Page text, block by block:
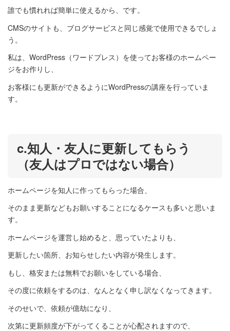
誰でも慣れれば簡単に使えるから、です。
CMSのサイトも、ブログサービスと同じ感覚で使用できるでしょ
う。
私は、WordPress（ワードプレス）を使ってお客様のホームペー
ジをお作りし、
お客様にも更新ができるようにWordPressの講座を行っていま
す。
c.知人・友人に更新してもらう
（友人はプロではない場合）
ホームページを知人に作ってもらった場合、
そのまま更新などもお願いすることになるケースも多いと思いま
す。
ホームページを運営し始めると、思っていたよりも、
更新したい箇所、お知らせしたい内容が発生します。
もし、格安または無料でお願いをしている場合、
その度に依頼をするのは、なんとなく申し訳なくなってきます。
そのせいで、依頼が億劫になり、
次第に更新頻度が下がってくることが心配されますので、